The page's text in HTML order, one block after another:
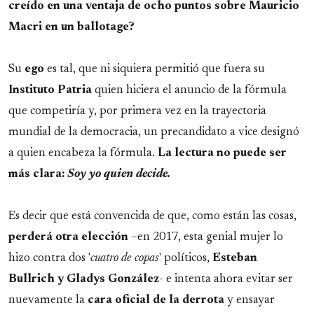
creído en una ventaja de ocho puntos sobre Mauricio
Macri en un ballotage?
Su ego es tal, que ni siquiera permitió que fuera su
Instituto Patria quien hiciera el anuncio de la fórmula
que competiría y, por primera vez en la trayectoria
mundial de la democracia, un precandidato a vice designó
a quien encabeza la fórmula. La lectura no puede ser
más clara: Soy yo quien decide.
Es decir que está convencida de que, como están las cosas,
perderá otra elección –en 2017, esta genial mujer lo
hizo contra dos 'cuatro de copas' políticos, Esteban
Bullrich y Gladys González- e intenta ahora evitar ser
nuevamente la cara oficial de la derrota y ensayar